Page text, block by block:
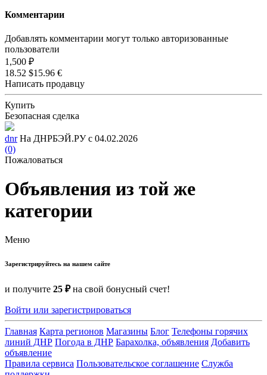
Комментарии
Добавлять комментарии могут только авторизованные
пользователи
1,500 ₽
18.52 $15.96 €
Написать продавцу
Купить
Безопасная сделка
dnr На ДНРБЭЙ.РУ с 04.02.2026
(0)
Пожаловаться
Объявления из той же
категории
Меню
Зарегистрируйтесь на нашем сайте
и получите 25 ₽на свой бонусный счет!
Войти или зарегистрироваться
Главная Карта регионов Магазины Блог Телефоны горячих
линий ДНР Погода в ДНР Барахолка, объявления Добавить
объявление
Правила сервиса Пользовательское соглашение Служба